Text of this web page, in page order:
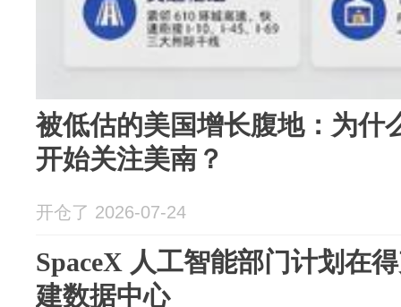
被低估的美国增长腹地：为什
开始关注美南？
开仓了 2026-07-24
SpaceX 人工智能部门计划在
建数据中心